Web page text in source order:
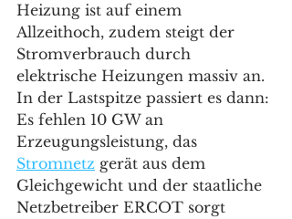
Heizung ist auf einem
Allzeithoch, zudem steigt der
Stromverbrauch durch
elektrische Heizungen massiv an.
In der Lastspitze passiert es dann:
Es fehlen 10 GW an
Erzeugungsleistung, das
Stromnetz gerät aus dem
Gleichgewicht und der staatliche
Netzbetreiber ERCOT sorgt